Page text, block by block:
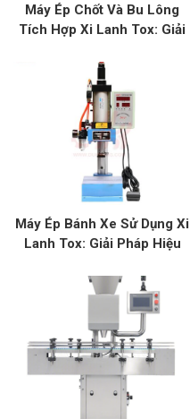
Máy Ép Chốt Và Bu Lông
Tích Hợp Xi Lanh Tox: Giải
Máy Ép Bánh Xe Sử Dụng Xi
Lanh Tox: Giải Pháp Hiệu